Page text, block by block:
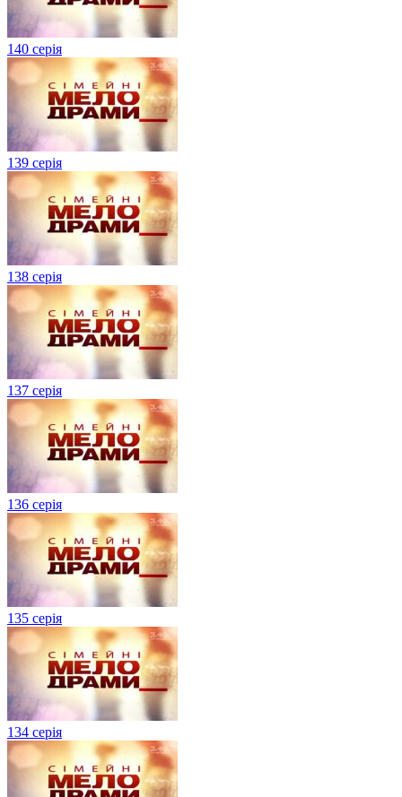
140 серія
139 серія
138 серія
137 серія
136 серія
135 серія
134 серiя